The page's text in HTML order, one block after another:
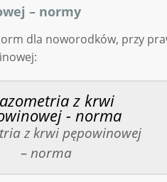
– normy
dla noworodków, przy
z krwi pępowinowej
– norma